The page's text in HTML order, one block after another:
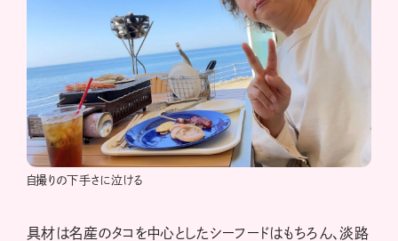
自撮りの下手さに泣ける
具材は名産のタコを中心としたシーフードはもちろん、淡路